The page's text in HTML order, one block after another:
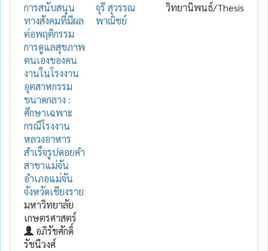
การสนับสนุน
ทางสังคมที่มีผล
ต่อพฤติกรรม
การดูแลสุขภาพ
ตนเองของคน
งานในโรงงาน
อุตสาหกรรม
ขนาดกลาง :
ศึกษาเฉพาะ
กรณีโรงงาน
หลวงอาหาร
สำเร็จรูปดอยคำ
สาขาแม่จัน
อำเภอแม่จัน
จังหวัดเชียงราย
มหาวิทยาลัย
เกษตรศาสตร์
อภิรัชศักดิ์
รัชนีวงศ์
จุรี สุวรรณ
พาณิชย์
วิทยานิพนธ์/Thesis